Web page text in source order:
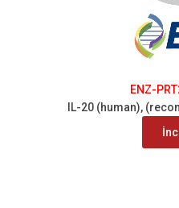
ENZ-
IL-20 (human),